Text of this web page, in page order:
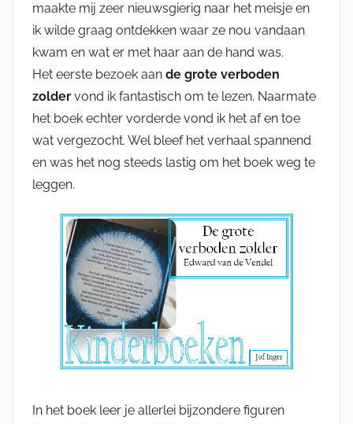
maakte mij zeer nieuwsgierig naar het meisje en
ik wilde graag ontdekken waar ze nou vandaan
kwam en wat er met haar aan de hand was.
Het eerste bezoek aan de grote verboden
zolder vond ik fantastisch om te lezen. Naarmate
het boek echter vorderde vond ik het af en toe
wat vergezocht. Wel bleef het verhaal spannend
en was het nog steeds lastig om het boek weg te
leggen.
In het boek leer je allerlei bijzondere figuren